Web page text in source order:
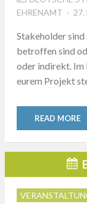
EHRENAMT
27.
Stakeholder sind
betroffen sind
oder indirekt. Im
eurem Projekt
READ MORE